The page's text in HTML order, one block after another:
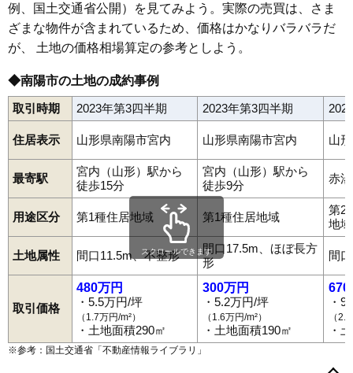
例、国土交通省公開）を見てみよう。実際の売買は、さま
ざまな物件が含まれているため、価格はかなりバラバラだ
が、 土地の価格相場算定の参考としよう。
◆南陽市の土地の成約事例
取引時期 2023年第3四半期 2023年第3四半期
住居表示 山形県南陽市宮内 山形県南陽市宮内 山
最寄駅
宮内（山形）駅から
徒歩15分
宮内（山形）駅から
徒歩9分
赤
用途区分 第1種住居地域 第1種住居地域
第2
地域
土地属性 間口11.5m、不整形
間口17.5m、ほぼ長方
形
間
取引価格
480万円
・5.5万円/坪
（1.7万円/m²）
・土地面積290㎡
300万円
・5.2万円/坪
（1.6万円/m²）
・土地面積190㎡
670
・
（
・
スクロールできます
※参考：国土交通省「不動産情報ライブラリ 」